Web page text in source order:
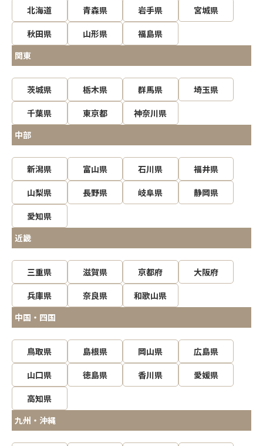
北海道 青森県 岩手県
宮城県
秋田県
山形県
福島県
関東
茨城県 栃木県 群馬県
埼玉県
千葉県
東京都
神奈川県
中部
新潟県 富山県 石川県
福井県
山梨県
長野県 岐阜県
静岡県
愛知県
近畿
三重県 滋賀県 京都府
大阪府
兵庫県
奈良県
和歌山県
中国・四国
鳥取県 島根県 岡山県
広島県
山口県
徳島県 香川県
愛媛県
高知県
九州・沖縄